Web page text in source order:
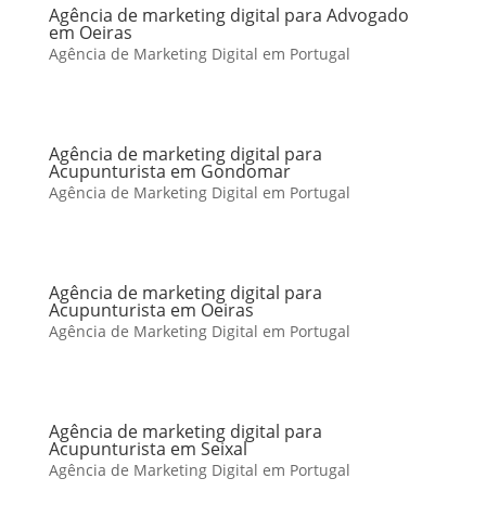
Agência de marketing digital para Advogado
em Oeiras
Agência de Marketing Digital em Portugal
Agência de marketing digital para
Acupunturista em Gondomar
Agência de Marketing Digital em Portugal
Agência de marketing digital para
Acupunturista em Oeiras
Agência de Marketing Digital em Portugal
Agência de marketing digital para
Acupunturista em Seixal
Agência de Marketing Digital em Portugal